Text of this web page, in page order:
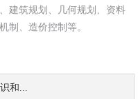
建筑规划、几何规划、资料
制、造价控制等。
和...